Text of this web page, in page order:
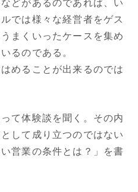
どがあるのであれば、い
では様々な経営者をゲス
まくいったケースを集め
るのである。
めることが出来るのでは
て体験談を聞く。その内
して成り立つのではない
営業の条件とは？」を書